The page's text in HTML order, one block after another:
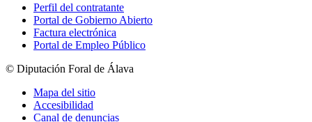
Perfil del contratante
Portal de Gobierno Abierto
Factura electrónica
Portal de Empleo Público
© Diputación Foral de Álava
Mapa del sitio
Accesibilidad
Canal de denuncias